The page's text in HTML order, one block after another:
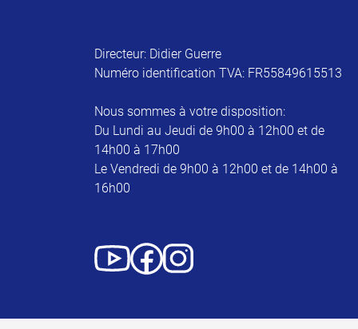
Directeur: Didier Guerre
Numéro identification TVA: FR55849615513
Nous sommes à votre disposition:
Du Lundi au Jeudi de 9h00 à 12h00 et de
14h00 à 17h00
Le Vendredi de 9h00 à 12h00 et de 14h00 à
16h00